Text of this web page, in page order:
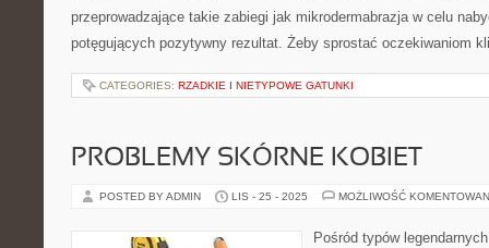
przeprowadzające takie zabiegi jak mikrodermabrazja w celu
potęgujących pozytywny rezultat. Żeby sprostać oczekiwaniom
CATEGORIES: RZADKIE I NIETYPOWE GATUNKI
PROBLEMY SKÓRNE KOBIET
POSTED BY ADMIN LIS - 25 - 2025 MOŻLIWOŚĆ
Pośród typów